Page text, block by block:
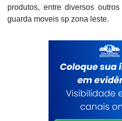
produtos, entre diversos
guarda moveis sp zona leste.